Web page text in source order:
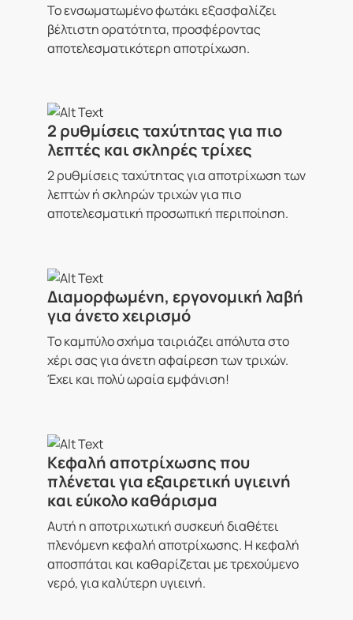
Το ενσωματωμένο φωτάκι εξασφαλίζει
βέλτιστη ορατότητα, προσφέροντας
αποτελεσματικότερη αποτρίχωση.
2 ρυθμίσεις ταχύτητας για πιο
λεπτές και σκληρές τρίχες
2 ρυθμίσεις ταχύτητας για αποτρίχωση των
λεπτών ή σκληρών τριχών για πιο
αποτελεσματική προσωπική περιποίηση.
Διαμορφωμένη, εργονομική λαβή
για άνετο χειρισμό
Το καμπύλο σχήμα ταιριάζει απόλυτα στο
χέρι σας για άνετη αφαίρεση των τριχών.
Έχει και πολύ ωραία εμφάνιση!
Κεφαλή αποτρίχωσης που
πλένεται για εξαιρετική υγιεινή
και εύκολο καθάρισμα
Αυτή η αποτριχωτική συσκευή διαθέτει
πλενόμενη κεφαλή αποτρίχωσης. Η κεφαλή
αποσπάται και καθαρίζεται με τρεχούμενο
νερό, για καλύτερη υγιεινή.